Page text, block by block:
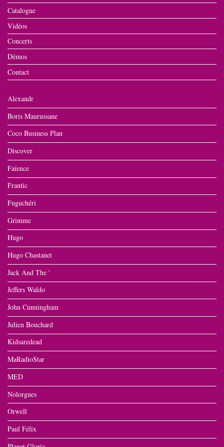
Catalogue
Vidéos
Concerts
Démos
Contact
Alexandr
Boris Maurussane
Coco Business Plan
Discover
Faïence
Frantic
Fuguchéri
Grimme
Hugo
Hugo Chastanet
Jack And The '
Jeffers Waldo
John Cunningham
Julien Bouchard
Kidsaredead
MaRadioStar
MED
Nolorgues
Orwell
Paul Félix